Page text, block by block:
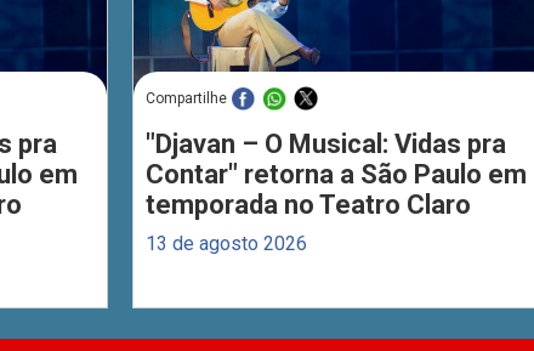
pra
em
Compartilhe
"Djavan – O Musical: Vidas pra
Contar" retorna a São Paulo em
temporada no Teatro Claro
13 de agosto 2026